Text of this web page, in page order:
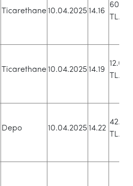
Ticarethane10.04.2025 14.16
Ticarethane10.04.2025 14.19
Depo 10.04.2025 14.22